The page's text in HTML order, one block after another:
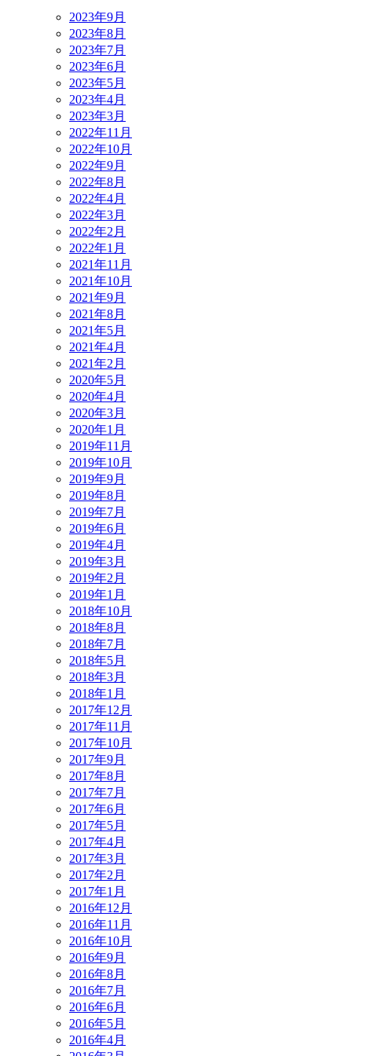
2023年9月
2023年8月
2023年7月
2023年6月
2023年5月
2023年4月
2023年3月
2022年11月
2022年10月
2022年9月
2022年8月
2022年4月
2022年3月
2022年2月
2022年1月
2021年11月
2021年10月
2021年9月
2021年8月
2021年5月
2021年4月
2021年2月
2020年5月
2020年4月
2020年3月
2020年1月
2019年11月
2019年10月
2019年9月
2019年8月
2019年7月
2019年6月
2019年4月
2019年3月
2019年2月
2019年1月
2018年10月
2018年8月
2018年7月
2018年5月
2018年3月
2018年1月
2017年12月
2017年11月
2017年10月
2017年9月
2017年8月
2017年7月
2017年6月
2017年5月
2017年4月
2017年3月
2017年2月
2017年1月
2016年12月
2016年11月
2016年10月
2016年9月
2016年8月
2016年7月
2016年6月
2016年5月
2016年4月